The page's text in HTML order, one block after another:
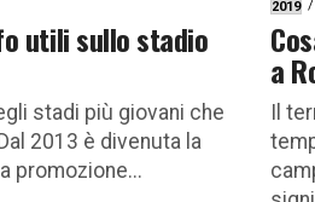
utili sullo stadio
stadi più giovani che
2013 è divenuta la
promozione...
2019
a
Il